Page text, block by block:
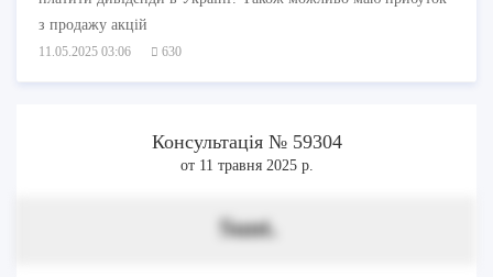
з продажу акцій
11.05.2025 03:06 630
Консультація № 59304
от 11 травня 2025 р.
Sunt.